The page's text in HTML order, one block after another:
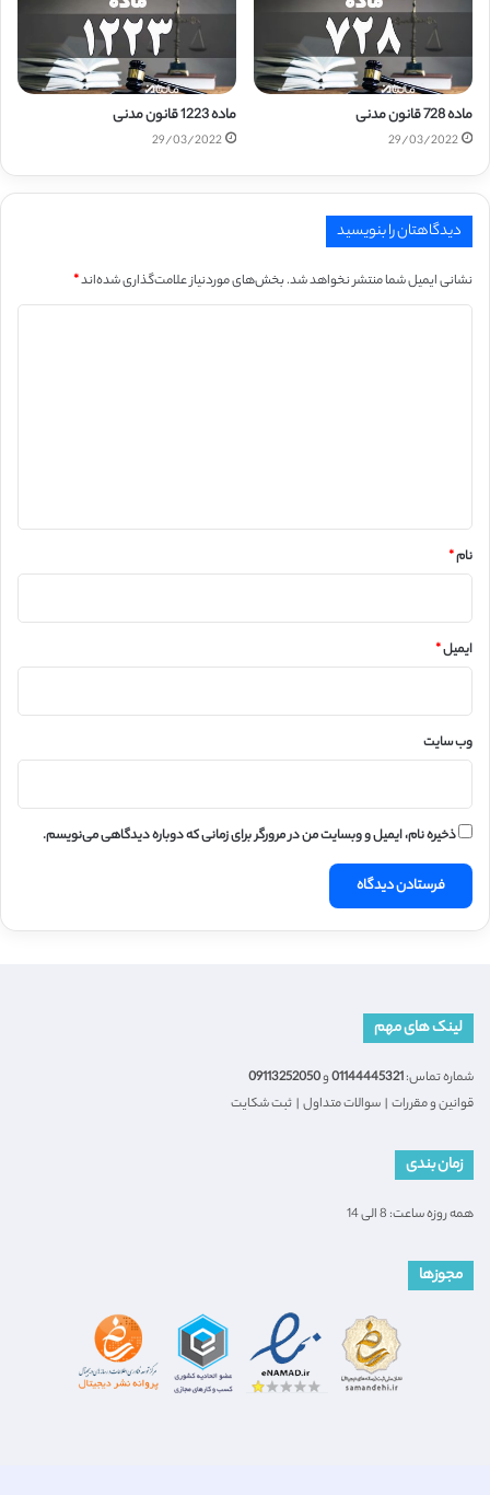
ماده 728 قانون مدنی
29/03/2022
ماده 1223 قانون مدنی
29/03/2022
دیدگاهتان را بنویسید
نشانی ایمیل شما منتشر نخواهد شد.بخش‌های موردنیاز علامت‌گذاری شده‌اند*
نام*
ایمیل*
وب‌ سایت
ذخیره نام، ایمیل و وبسایت من در مرورگر برای زمانی که دوباره دیدگاهی می‌نویسم.
لینک های مهم
شماره تماس:01144445321و09113252050
قوانین و مقررات | سوالات متداول | ثبت شکایت
زمان بندی
همه روزه ساعت: 8 الی 14
مجوزها